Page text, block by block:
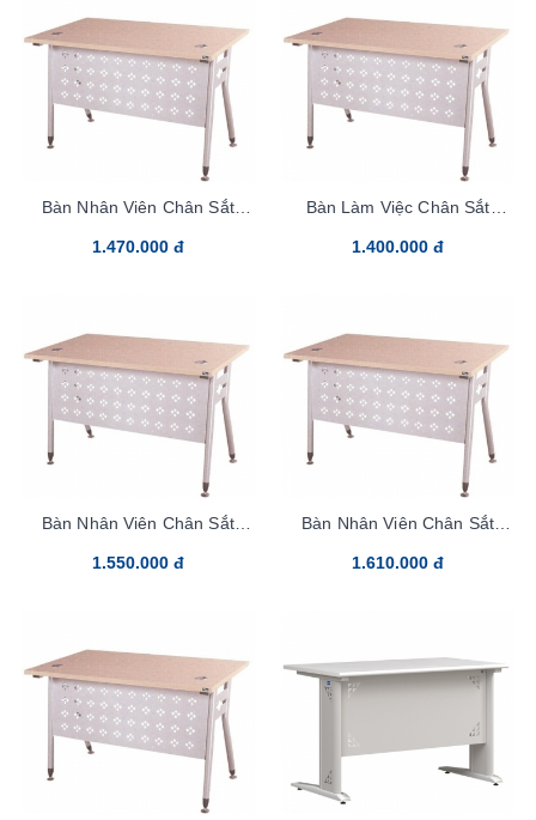
Bàn Nhân Viên Chân Sắt
1.470.000 đ
Bàn Làm Việc Chân Sắt
1.400.000 đ
Bàn Nhân Viên Chân Sắt
1.550.000 đ
Bàn Nhân Viên Chân Sắt
1.610.000 đ